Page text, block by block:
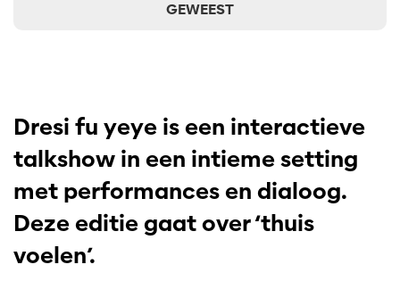
GEWEEST
Dresi fu yeye is een interactieve
talkshow in een intieme setting
met performances en dialoog.
Deze editie gaat over ‘thuis
voelen’.